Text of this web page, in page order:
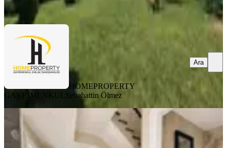
Ara
HOMEPROPERTY
GAYRİMENKUL Sebahattin Ölmez
Ara
Tuzla Marina Nın Yakının Da 5+2
550m2 Kiralık Villa